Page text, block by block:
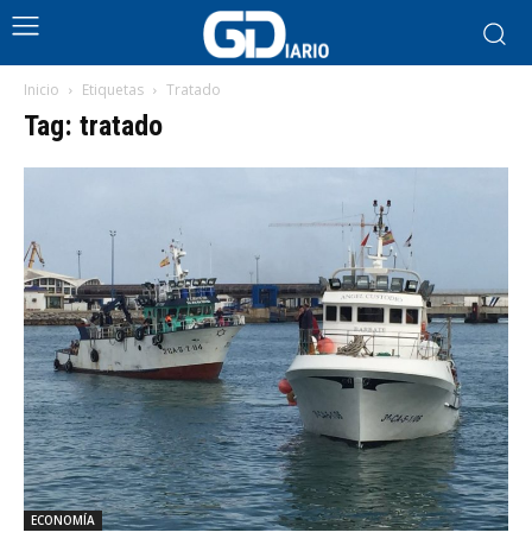
Inicio Etiquetas Tratado
Tag: tratado
ECONOMÍA